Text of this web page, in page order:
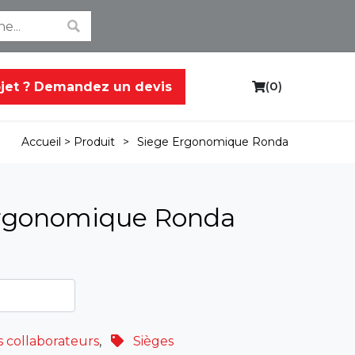
? Demandez un devis
C
(0)
Accueil > Produit > Siege Ergonomique Ronda
Ronda
collaborateurs,
Sièges